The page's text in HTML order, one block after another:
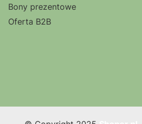
Bony prezentowe
Oferta B2B